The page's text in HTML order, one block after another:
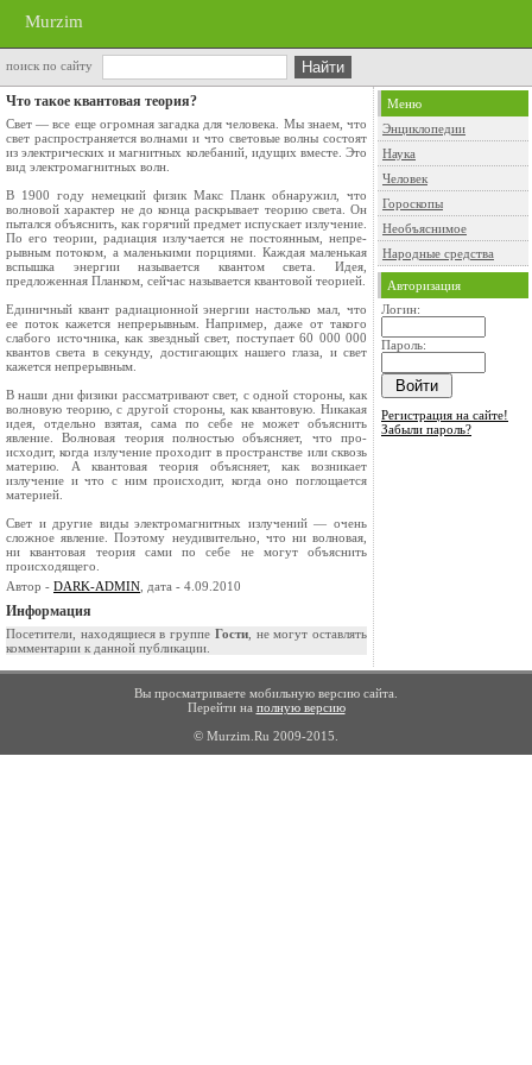
Murzim
поиск по сайту
Что такое квантовая теория?
Свет — все еще огромная загадка для челове­ка. Мы знаем, что
свет распространяется волнами и что световые волны состоят
из электрических и магнитных колебаний, идущих вместе. Это
вид электромагнитных волн.
В 1900 году немецкий физик Макс Планк об­наружил, что
волновой характер не до конца рас­крывает теорию света. Он
пытался объяснить, как горячий предмет испускает излучение.
По его те­ории, радиация излучается не постоянным, непре­
рывным потоком, а маленькими порциями. Каж­дая маленькая
вспышка энергии называется квантом света. Идея,
предложенная Планком, сейчас называется квантовой теорией.
Единичный квант радиационной энергии на­столько мал, что
ее поток кажется непрерывным. Например, даже от такого
слабого источника, как звездный свет, поступает 60 000 000
квантов све­та в секунду, достигающих нашего глаза, и свет
кажется непрерывным.
В наши дни физики рассматривают свет, с од­ной стороны, как
волновую теорию, с другой сто­роны, как квантовую. Никакая
идея, отдельно взятая, сама по себе не может объяснить
явление. Волновая теория полностью объясняет, что про­
исходит, когда излучение проходит в пространст­ве или сквозь
материю. А квантовая теория объ­ясняет, как возникает
излучение и что с ним про­исходит, когда оно поглощается
материей.
Свет и другие виды электромагнитных излуче­ний — очень
сложное явление. Поэтому неудиви­тельно, что ни волновая,
ни квантовая теория са­ми по себе не могут объяснить
происходящего.
Автор - DARK-ADMIN , дата - 4.09.2010
Информация
Посетители, находящиеся в группе Гости, не могут оставлять
комментарии к данной публикации.
Меню
Энциклопедии
Наука
Человек
Гороскопы
Необъяснимое
Народные средства
Авторизация
Логин:
Пароль:
Регистрация на сайте!
Забыли пароль?
Вы просматриваете мобильную версию сайта.
Перейти на полную версию
© Murzim.Ru 2009-2015.